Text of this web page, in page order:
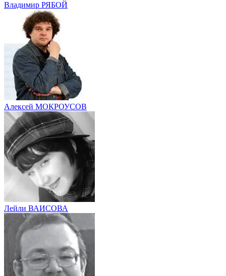
Владимир РЯБОЙ
Алексей МОКРОУСОВ
Лейли ВАИСОВА